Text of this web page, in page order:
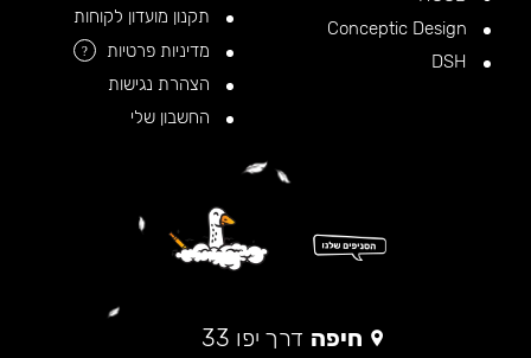
תקנון מועדון לקוחות
מדיניות פרטיות
?
הצהרת נגישות
החשבון שלי
חיפה דרך יפו 33